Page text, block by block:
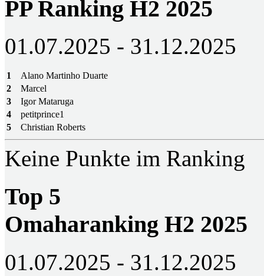
PP Ranking H2 2025
01.07.2025 - 31.12.2025
1
Alano Martinho Duarte
2
Marcel
3
Igor Mataruga
4
petitprince1
5
Christian Roberts
Keine Punkte im Ranking
Top 5
Omaharanking H2 2025
01.07.2025 - 31.12.2025